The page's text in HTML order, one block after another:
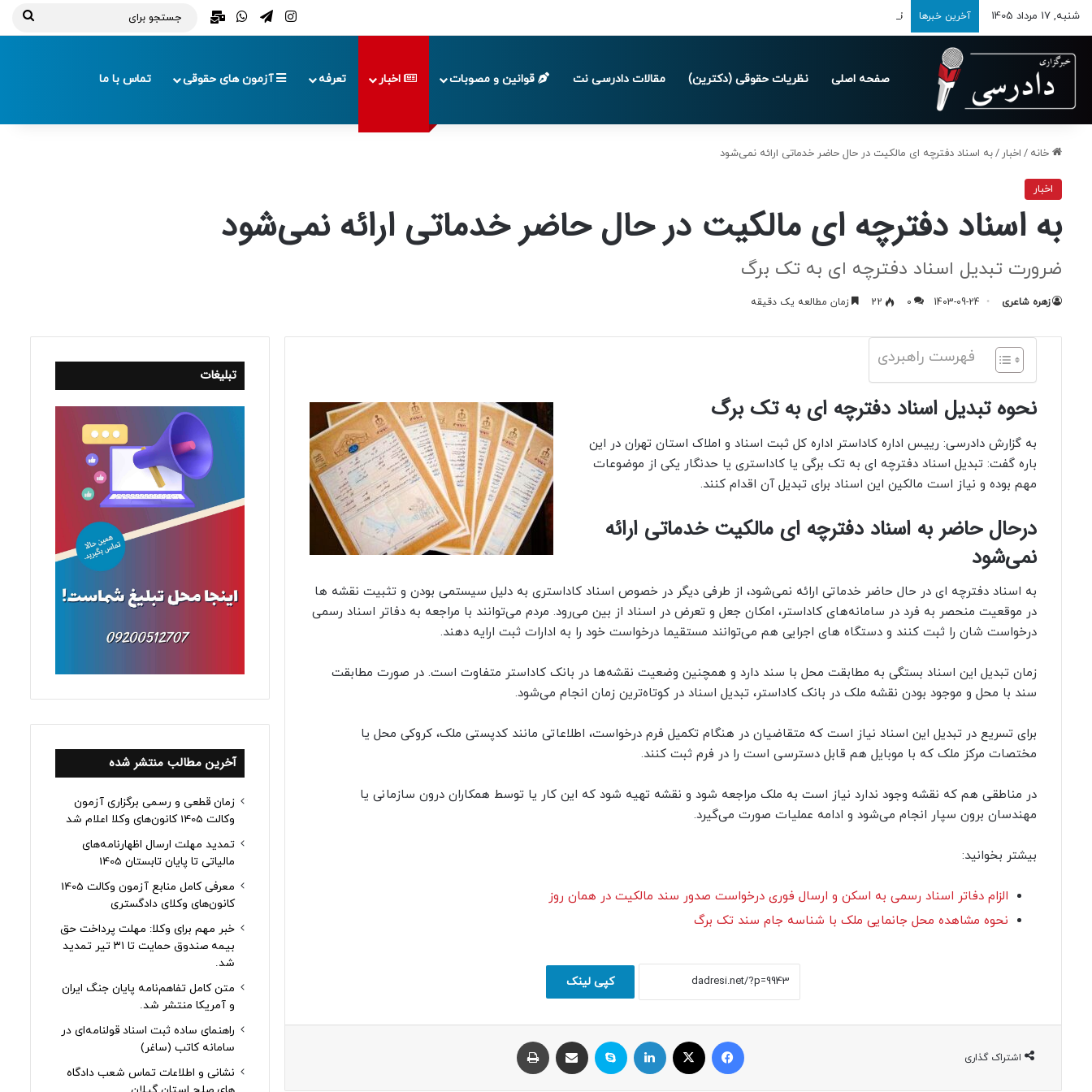
شنبه, 17 مرداد 1405 آخرین خبرها تمدید مهلت ارسال اظهارنامه‌های مالیاتی تا پایان تابستان 1405 اینستاگرام
تلگرامواتس آپ
ایمیل
صفحه اصلی نظریات حقوقی (دکترین) مقالات دادرسی نت قوانین و مصوبات اخبار تعرفه آزمون های حقوقی تماس با ما
خانه / اخبار /به اسناد دفترچه ای مالکیت در حال حاضر خدماتی ارائه نمی‌شود
اخبار
به اسناد دفترچه ای مالکیت در حال حاضر خدماتی ارائه نمی‌شود
ضرورت تبدیل اسناد دفترچه ای به تک برگ
زهره شاعری 1403-09-24
0
22 زمان مطالعه یک دقیقه
فهرست راهبردی
نحوه تبدیل اسناد دفترچه ای به تک برگ
به گزارش دادرسی: رییس اداره کاداستر اداره کل ثبت اسناد و املاک استان تهران در این
باره گفت: تبدیل اسناد دفترچه ای به تک برگی یا کاداستری یا حدنگار یکی از موضوعات
مهم بوده و نیاز است مالکین این اسناد برای تبدیل آن اقدام کنند.
درحال حاضر به اسناد دفترچه ای مالکیت خدماتی ارائه
نمی‌شود
به اسناد دفترچه ای در حال حاضر خدماتی ارائه نمی‌شود، از طرفی دیگر در خصوص اسناد کاداستری به دلیل سیستمی بودن و تثبیت نقشه ها
در موقعیت منحصر به فرد در سامانه‌های کاداستر، امکان جعل و تعرض در اسناد از بین می‌رود. مردم می‌توانند با مراجعه به دفاتر اسناد رسمی
درخواست شان را ثبت کنند و دستگاه های اجرایی هم می‌توانند مستقیما درخواست خود را به ادارات ثبت ارایه دهند.
زمان تبدیل این اسناد بستگی به مطابقت محل با سند دارد و همچنین وضعیت نقشه‌ها در بانک کاداستر متفاوت است. در صورت مطابقت
سند با محل و موجود بودن نقشه ملک در بانک کاداستر، تبدیل اسناد در کوتاه‌ترین زمان انجام می‌شود.
برای تسریع در تبدیل این اسناد نیاز است که متقاضیان در هنگام تکمیل فرم درخواست، اطلاعاتی مانند کدپستی ملک، کروکی محل یا
مختصات مرکز ملک که با موبایل هم قابل دسترسی است را در فرم ثبت کنند.
در مناطقی هم که نقشه وجود ندارد نیاز است به ملک مراجعه شود و نقشه تهیه شود که این کار یا توسط همکاران درون سازمانی یا
مهندسان برون سپار انجام می‌شود و ادامه عملیات صورت می‌گیرد.
بیشتر بخوانید:
الزام دفاتر اسناد رسمی به اسکن و ارسال فوری درخواست صدور سند مالکیت در همان روز
نحوه مشاهده محل جانمایی ملک با شناسه جام سند تک برگ
کپی لینک
اشتراک گذاری
فیسبوک ایکس لینکداین اسکایپ اشتراک با ایمیل
تبلیغات
آخرین مطالب منتشر شده
زمان قطعی و رسمی برگزاری آزمون
وکالت 1405 کانون‌های وکلا اعلام شد
تمدید مهلت ارسال اظهارنامه‌های
مالیاتی تا پایان تابستان 1405
معرفی کامل منابع آزمون وکالت 1405
کانون‌های وکلای دادگستری
خبر مهم برای وکلا: مهلت پرداخت حق
بیمه صندوق حمایت تا ۳۱ تیر تمدید
شد.
متن کامل تفاهم‌نامه پایان جنگ ایران
و آمریکا منتشر شد.
راهنمای ساده ثبت اسناد قولنامه‌ای در
سامانه کاتب (ساغر)
نشانی و اطلاعات تماس شعب دادگاه